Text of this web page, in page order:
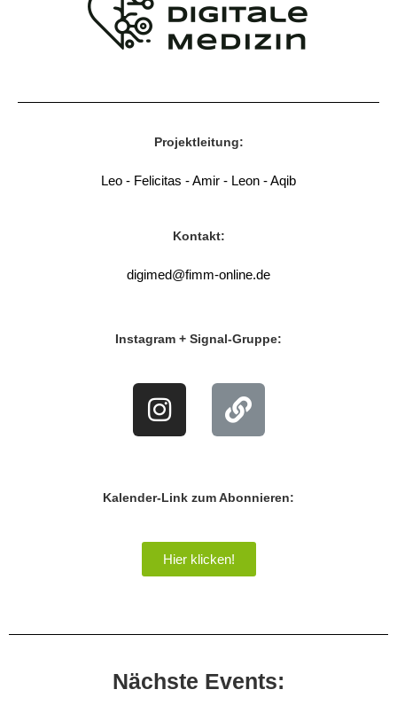
Projektleitung:
Leo - Felicitas - Amir - Leon - Aqib
Kontakt:
digimed@fimm-online.de
Instagram + Signal-Gruppe:
Kalender-Link zum Abonnieren:
Hier klicken!
Nächste Events: